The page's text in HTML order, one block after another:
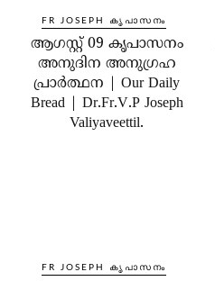
FR JOSEPH കൃപാസനം
ആഗസ്റ്റ് 09 കൃപാസനം
അനുദിന അനുഗ്രഹ
പ്രാർത്ഥന | Our Daily
Bread | Dr.Fr.V.P Joseph
Valiyaveettil.
FR JOSEPH കൃപാസനം